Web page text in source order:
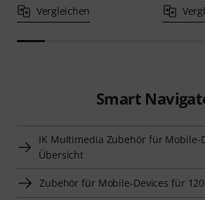
Vergleichen
Smart
IK Multimedia Zubehör für Mobile-
Übersicht
Zubehör für Mobile-Devices für